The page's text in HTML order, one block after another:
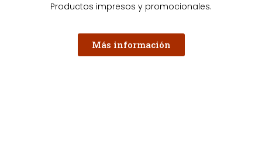
Productos impresos y promocionales.
Más información